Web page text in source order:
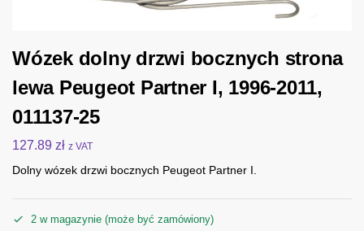
Wózek dolny drzwi bocznych strona
lewa Peugeot Partner I, 1996-2011,
011137-25
127.89 zł z VAT
Dolny wózek drzwi bocznych Peugeot Partner I.
2 w magazynie (może być zamówiony)